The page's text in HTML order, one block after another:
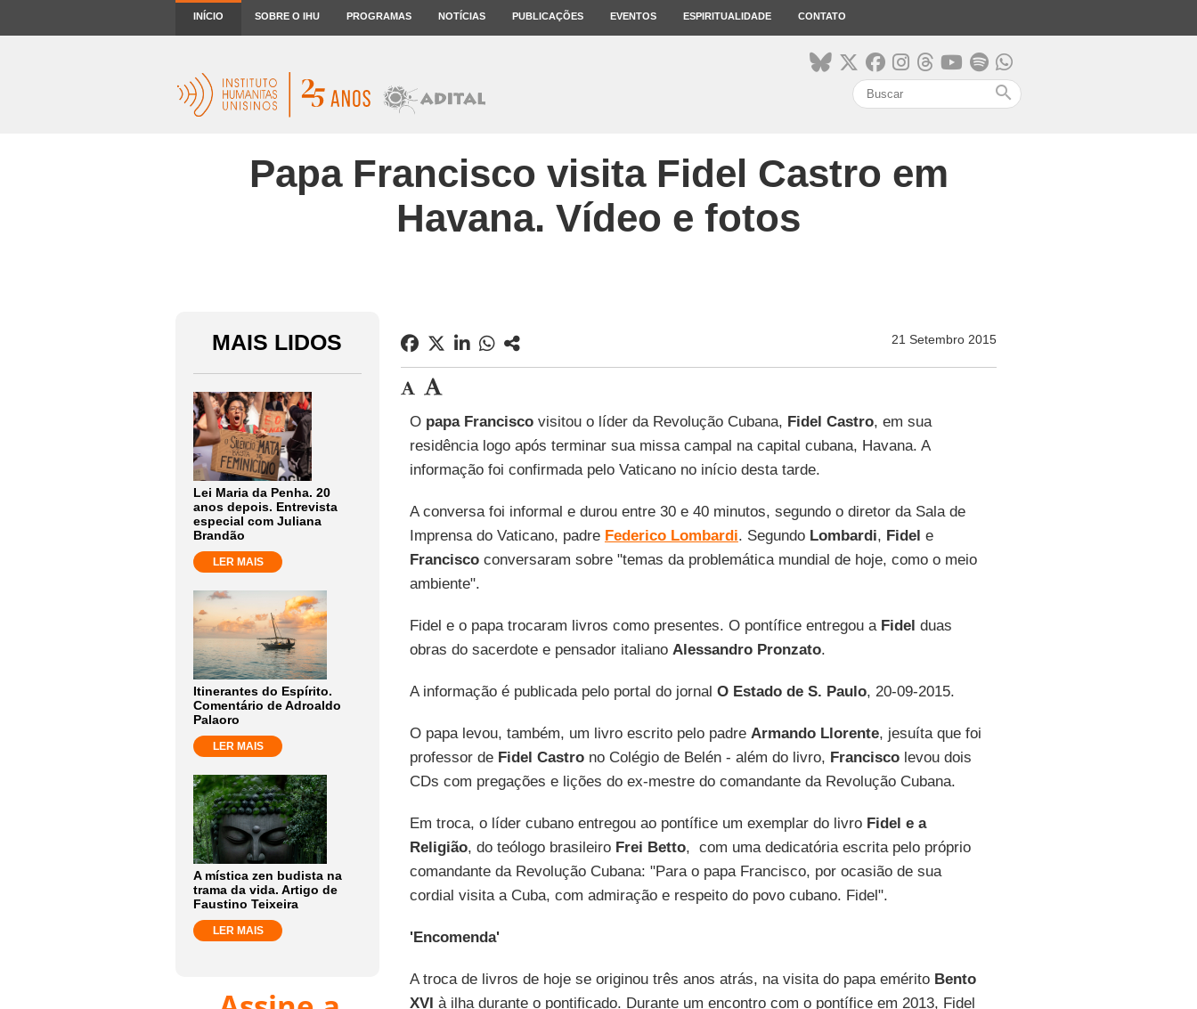
INÍCIO SOBRE O IHU PROGRAMAS NOTÍCIAS PUBLICAÇÕES EVENTOS ESPIRITUALIDADE CONTATO
search
Papa Francisco visita Fidel Castro em
Havana. Vídeo e fotos
MAIS LIDOS
Lei Maria da Penha. 20
anos depois. Entrevista
especial com Juliana
Brandão
LER MAIS
Itinerantes do Espírito.
Comentário de Adroaldo
Palaoro
LER MAIS
A mística zen budista na
trama da vida. Artigo de
Faustino Teixeira
LER MAIS
21 Setembro 2015
O papa Franciscovisitou o líder da Revolução Cubana, Fidel Castro, em sua
residência logo após terminar sua missa campal na capital cubana, Havana. A
informação foi confirmada pelo Vaticano no início desta tarde.
A conversa foi informal e durou entre 30 e 40 minutos, segundo o diretor da Sala de
Imprensa do Vaticano, padre Federico Lombardi. Segundo Lombardi, Fidel e
Franciscoconversaram sobre "temas da problemática mundial de hoje, como o meio
ambiente".
Fidel e o papa trocaram livros como presentes. O pontífice entregou a Fidel duas
obras do sacerdote e pensador italiano Alessandro Pronzato.
A informação é publicada pelo portal do jornal O Estado de S. Paulo, 20-09-2015.
O papa levou, também, um livro escrito pelo padre Armando Llorente, jesuíta que foi
professor de Fidel Castrono Colégio de Belén - além do livro, Franciscolevou dois
CDs com pregações e lições do ex-mestre do comandante da Revolução Cubana.
Em troca, o líder cubano entregou ao pontífice um exemplar do livro Fidel e a
Religião, do teólogo brasileiro Frei Betto, com uma dedicatória escrita pelo próprio
comandante da Revolução Cubana: "Para o papa Francisco, por ocasião de sua
cordial visita a Cuba, com admiração e respeito do povo cubano. Fidel".
'Encomenda'
A troca de livros de hoje se originou três anos atrás, na visita do papa emérito Bento
XVI à ilha durante o pontificado. Durante um encontro com o pontífice em 2013, Fidel